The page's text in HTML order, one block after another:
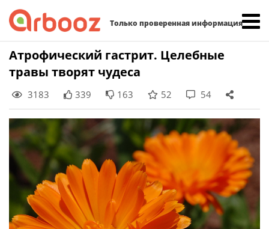
Только проверенная информация
Skip
content
Атрофический гастрит. Целебные
травы творят чудеса
3183 339 163 52 54
Найти: